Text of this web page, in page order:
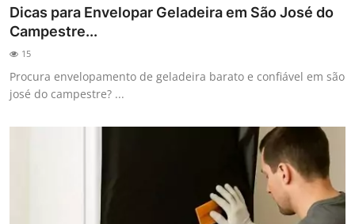
Dicas para Envelopar Geladeira em São José do
Campestre...
15
Procura envelopamento de geladeira barato e confiável em são
josé do campestre? ...